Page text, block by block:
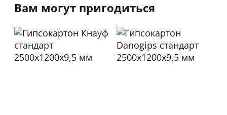
Вам могут пригодиться